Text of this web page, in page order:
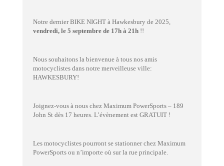
Notre dernier BIKE NIGHT à Hawkesbury de 2025,
vendredi, le 5 septembre de 17h à 21h!!
Nous souhaitons la bienvenue à tous nos amis
motocyclistes dans notre merveilleuse ville:
HAWKESBURY!
Joignez-vous à nous chez Maximum PowerSports – 189
John St dès 17 heures. L’évènement est GRATUIT !
Les motocyclistes pourront se stationner chez Maximum
PowerSports ou n’importe où sur la rue principale.